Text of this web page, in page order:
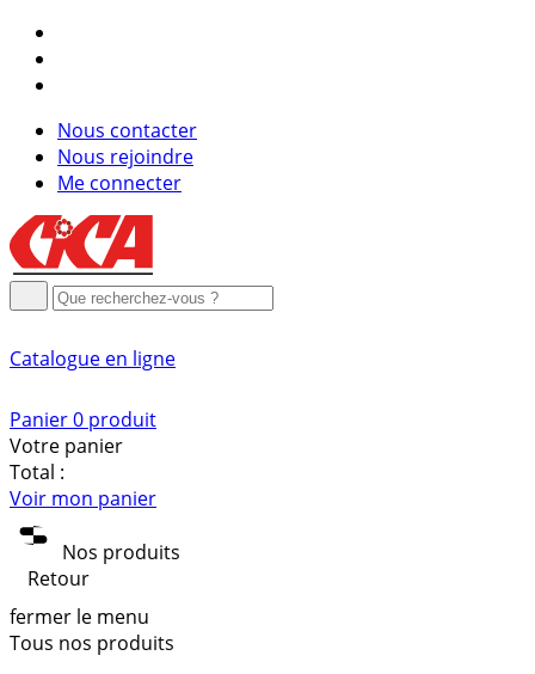
Nous contacter
Nous rejoindre
Me connecter
Catalogue en ligne
Panier0 produit
Votre panier
Total :
Voir mon panier
Nos produits
Retour
fermer le menu
Tous nos produits